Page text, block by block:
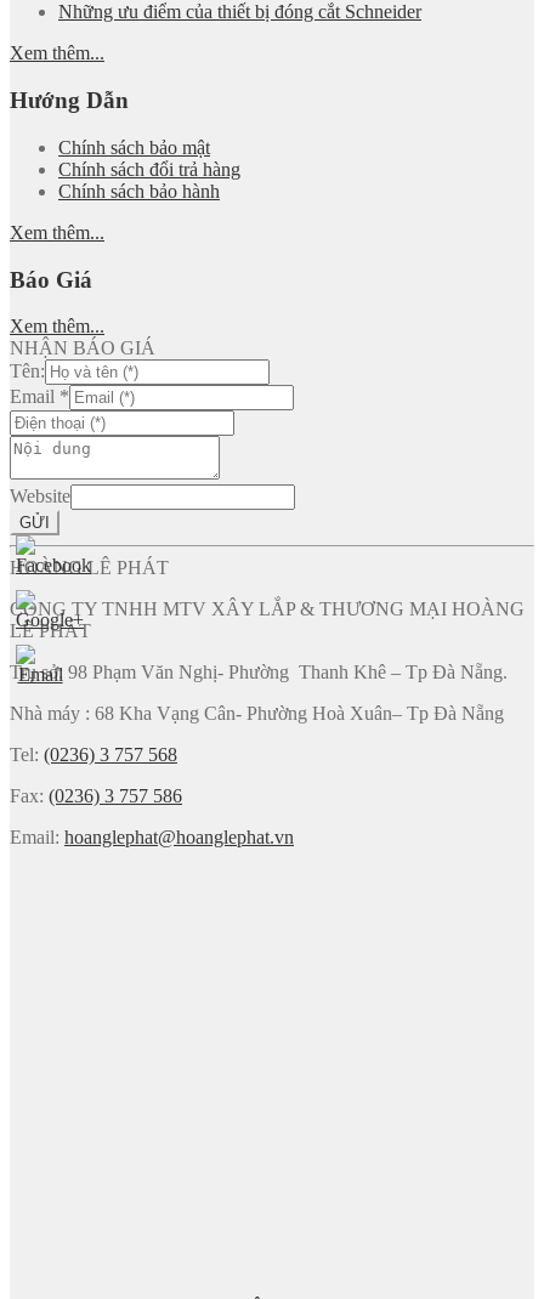
Những ưu điểm của thiết bị đóng cắt Schneider
Xem thêm...
Hướng Dẫn
Chính sách bảo mật
Chính sách đổi trả hàng
Chính sách bảo hành
Xem thêm...
Báo Giá
Xem thêm...
NHẬN BÁO GIÁ
Tên:
Email *
Website
GỬI
HOÀNG LÊ PHÁT
CÔNG TY TNHH MTV XÂY LẮP & THƯƠNG MẠI HOÀNG
LÊ PHÁT
Trụ sở: 98 Phạm Văn Nghị- Phường Thanh Khê – Tp Đà Nẵng.
Nhà máy : 68 Kha Vạng Cân- Phường Hoà Xuân– Tp Đà Nẵng
Tel: (0236) 3 757 568
Fax: (0236) 3 757 586
Email: hoanglephat@hoanglephat.vn